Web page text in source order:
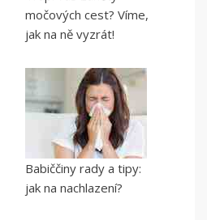
močových cest? Víme,
jak na ně vyzrát!
Babiččiny rady a tipy:
jak na nachlazení?